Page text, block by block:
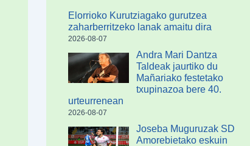
Elorrioko Kurutziagako gurutzea
zaharberritzeko lanak amaitu dira
2026-08-07
Andra Mari Dantza
Taldeak jaurtiko du
Mañariako festetako
txupinazoa bere 40.
urteurrenean
2026-08-07
Joseba Muguruzak SD
Amorebietako eskuin